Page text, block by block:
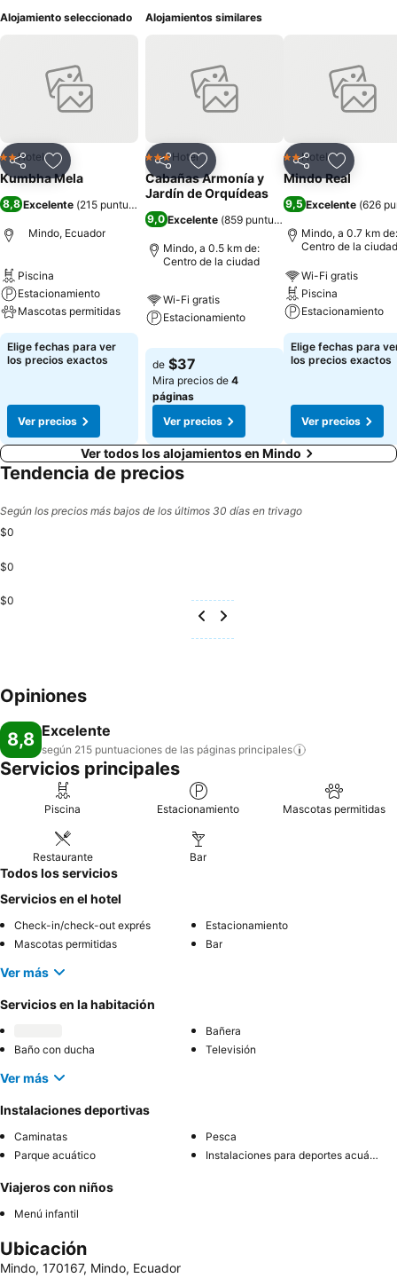
Alojamiento seleccionado
CompartirAgregar a favoritos
2 Estrellas
Hotel
Kumbha Mela
8,8 Excelente (215 puntuaciones
Mindo, Ecuador
Piscina
Estacionamiento
Mascotas permitidas
Elige fechas para ver
los precios exactos
Ver precios
Alojamientos similares
CompartirAgregar a favoritos
3 Estrellas
Hotel
Cabañas Armonía y
Jardín de Orquídeas
9,0 Excelente (859 puntuaciones
Mindo, a 0.5 km de:
Centro de la ciudad
Wi-Fi gratis
Estacionamiento
de $37
Mira precios de 4
páginas
Ver precios
CompartirAgregar
2 Estrellas
Hotel
Mindo Real
9,5 Excelente (626
Mindo, a 0.7 km de:
Centro de la ciudad
Wi-Fi gratis
Piscina
Estacionamiento
Elige fechas para
los precios exactos
Ver precios
Ver todos los alojamientos en Mindo
Tendencia de precios
Según los precios más bajos de los últimos 30 días en trivago
$0
$0
$0
Opiniones
8,8 Excelente
según 215 puntuaciones de las páginas principales
Servicios principales
Piscina Estacionamiento Mascotas permitidas
Restaurante Bar
Todos los servicios
Servicios en el hotel
Check-in/check-out exprés
Estacionamiento
Mascotas permitidas
Bar
Ver más
Servicios en la habitación
Bañera
Baño con ducha
Televisión
Ver más
Instalaciones deportivas
Caminatas
Pesca
Parque acuático
Instalaciones para deportes acuáticos
Viajeros con niños
Menú infantil
Ubicación
Mindo, 170167, Mindo, Ecuador